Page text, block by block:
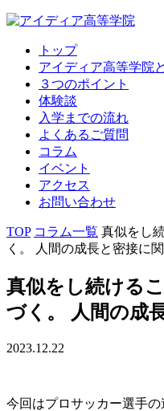
トップ
アイディア高等学院
３つのポイント
体験談
入学までの流れ
よくあるご質問
コラム
イベント
アクセス
お問い合わせ
TOP コラム一覧 真似をし
く。 人間の成長と密接に
真似をし続ける
づく。 人間の成
2023.12.22
今回はプロサッカー選手